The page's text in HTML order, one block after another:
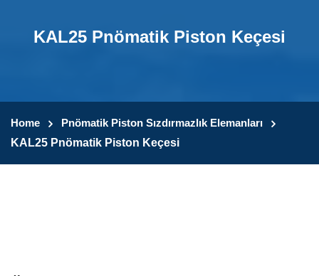
KAL25 Pnömatik Piston Keçesi
Home
Pnömatik Piston Sızdırmazlık Elemanları
KAL25 Pnömatik Piston Keçesi